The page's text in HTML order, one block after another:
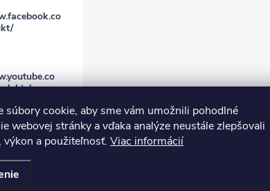
súbory cookie, aby sme vám umožnili pohodlné
webovej stránky a vďaka analýze neustále zlepšovali
výkon a použiteľnosť. Viac informácií